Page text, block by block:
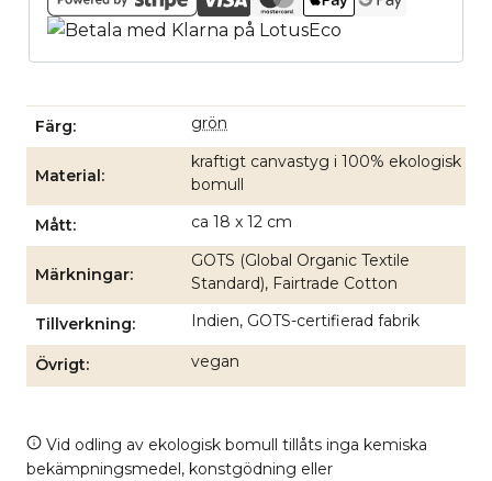
Färg grön
Material
kraftigt canvastyg i 100% ekologisk
bomull
Mått ca 18 x 12 cm
Märkningar
GOTS (Global Organic Textile
Standard), Fairtrade Cotton
Tillverkning Indien, GOTS-certifierad fabrik
Övrigt vegan
Vid odling av ekologisk bomull tillåts inga kemiska
bekämpningsmedel, konstgödning eller